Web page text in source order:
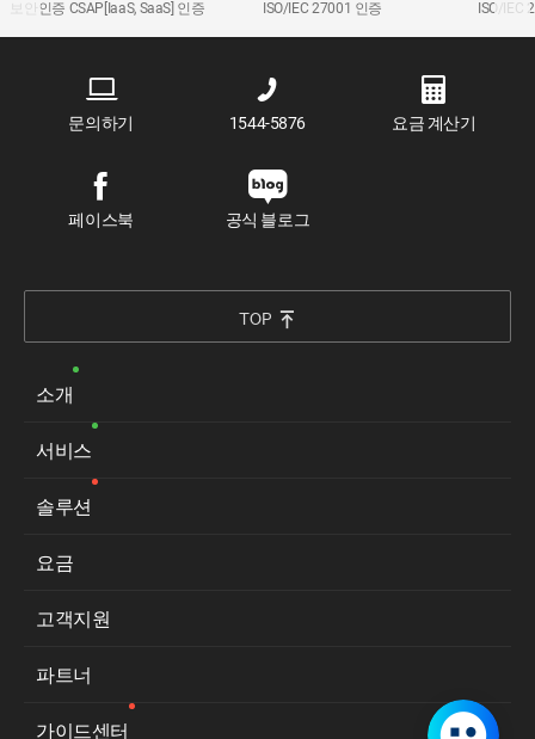
보안인증 CSAP[IaaS, SaaS] 인증
ISO/IEC 27001 인증
ISO/IEC
문의하기 1544-5876 요금 계산기
페이스북 공식 블로그
TOP
소개
서비스
솔루션
요금
고객지원
파트너
가이드센터